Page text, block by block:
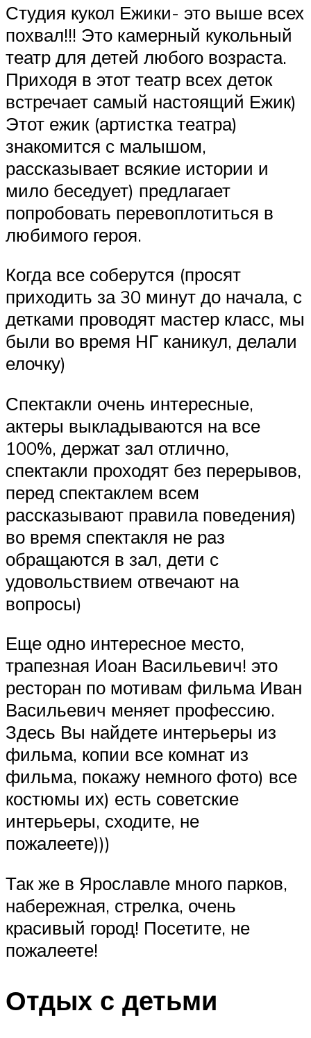
Студия кукол Ежики- это выше всех
похвал!!! Это камерный кукольный
театр для детей любого возраста.
Приходя в этот театр всех деток
встречает самый настоящий Ежик)
Этот ежик (артистка театра)
знакомится с малышом,
рассказывает всякие истории и
мило беседует) предлагает
попробовать перевоплотиться в
любимого героя.
Когда все соберутся (просят
приходить за 30 минут до начала, с
детками проводят мастер класс, мы
были во время НГ каникул, делали
елочку)
Спектакли очень интересные,
актеры выкладываются на все
100%, держат зал отлично,
спектакли проходят без перерывов,
перед спектаклем всем
рассказывают правила поведения)
во время спектакля не раз
обращаются в зал, дети с
удовольствием отвечают на
вопросы)
Еще одно интересное место,
трапезная Иоан Васильевич! это
ресторан по мотивам фильма Иван
Васильевич меняет профессию.
Здесь Вы найдете интерьеры из
фильма, копии все комнат из
фильма, покажу немного фото) все
костюмы их) есть советские
интерьеры, сходите, не
пожалеете)))
Так же в Ярославле много парков,
набережная, стрелка, очень
красивый город! Посетите, не
пожалеете!
Отдых с детьми